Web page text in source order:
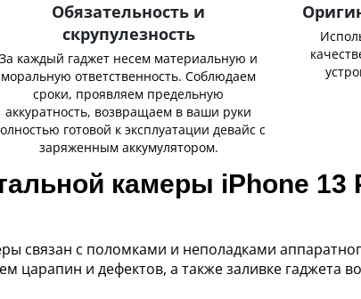
Обязательность и
скрупулезность
За каждый гаджет несем материальную и
моральную ответственность. Соблюдаем
сроки, проявляем предельную
аккуратность, возвращаем в ваши руки
готовой к эксплуатации девайс с
заряженным аккумулятором.
камеры iPhone 13
связан с поломками и неполадками
царапин и дефектов, а также заливке гаджета